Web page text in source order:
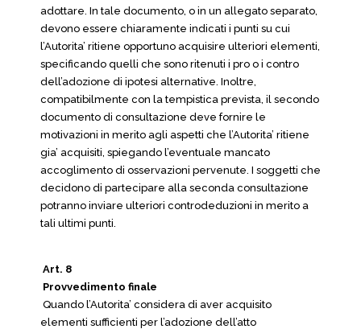
adottare. In tale documento, o in un allegato separato,
devono essere chiaramente indicati i punti su cui
l’Autorita’ ritiene opportuno acquisire ulteriori elementi,
specificando quelli che sono ritenuti i pro o i contro
dell’adozione di ipotesi alternative. Inoltre,
compatibilmente con la tempistica prevista, il secondo
documento di consultazione deve fornire le
motivazioni in merito agli aspetti che l’Autorita’ ritiene
gia’ acquisiti, spiegando l’eventuale mancato
accoglimento di osservazioni pervenute. I soggetti che
decidono di partecipare alla seconda consultazione
potranno inviare ulteriori controdeduzioni in merito a
tali ultimi punti.
Art. 8
Provvedimento finale
Quando l’Autorita’ considera di aver acquisito
elementi sufficienti per l’adozione dell’atto